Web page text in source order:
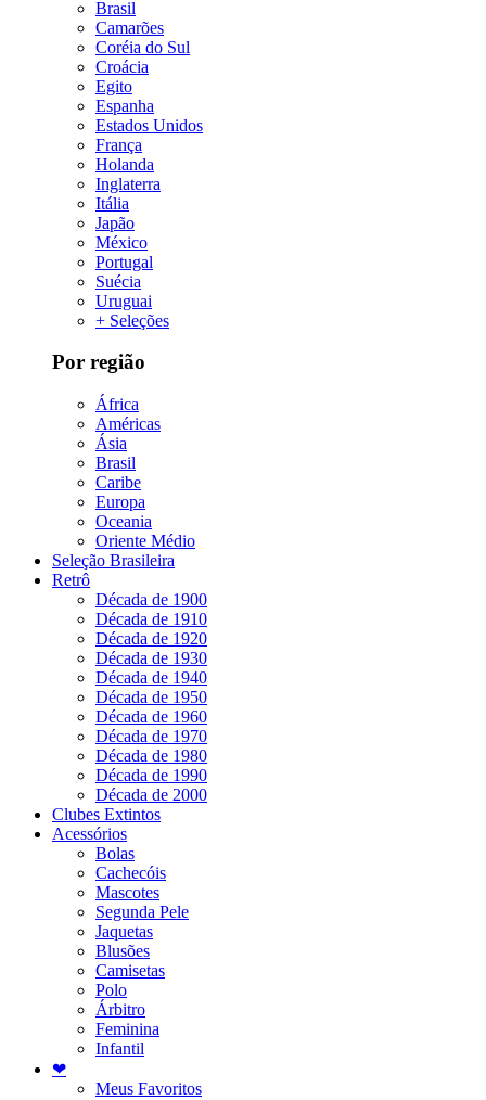
Brasil
Camarões
Coréia do Sul
Croácia
Egito
Espanha
Estados Unidos
França
Holanda
Inglaterra
Itália
Japão
México
Portugal
Suécia
Uruguai
+ Seleções
Por região
África
Américas
Ásia
Brasil
Caribe
Europa
Oceania
Oriente Médio
Seleção Brasileira
Retrô
Década de 1900
Década de 1910
Década de 1920
Década de 1930
Década de 1940
Década de 1950
Década de 1960
Década de 1970
Década de 1980
Década de 1990
Década de 2000
Clubes Extintos
Acessórios
Bolas
Cachecóis
Mascotes
Segunda Pele
Jaquetas
Blusões
Camisetas
Polo
Árbitro
Feminina
Infantil
❤
Meus Favoritos